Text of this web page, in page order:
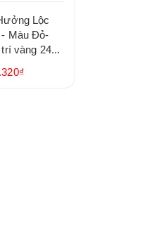
Lộc
- Màu Đỏ-
vàng 24...